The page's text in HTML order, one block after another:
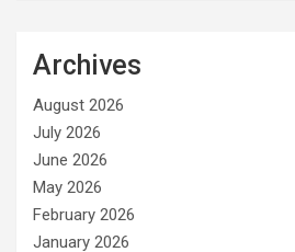
Archives
August 2026
July 2026
June 2026
May 2026
February 2026
January 2026